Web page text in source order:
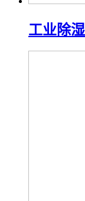
工业除